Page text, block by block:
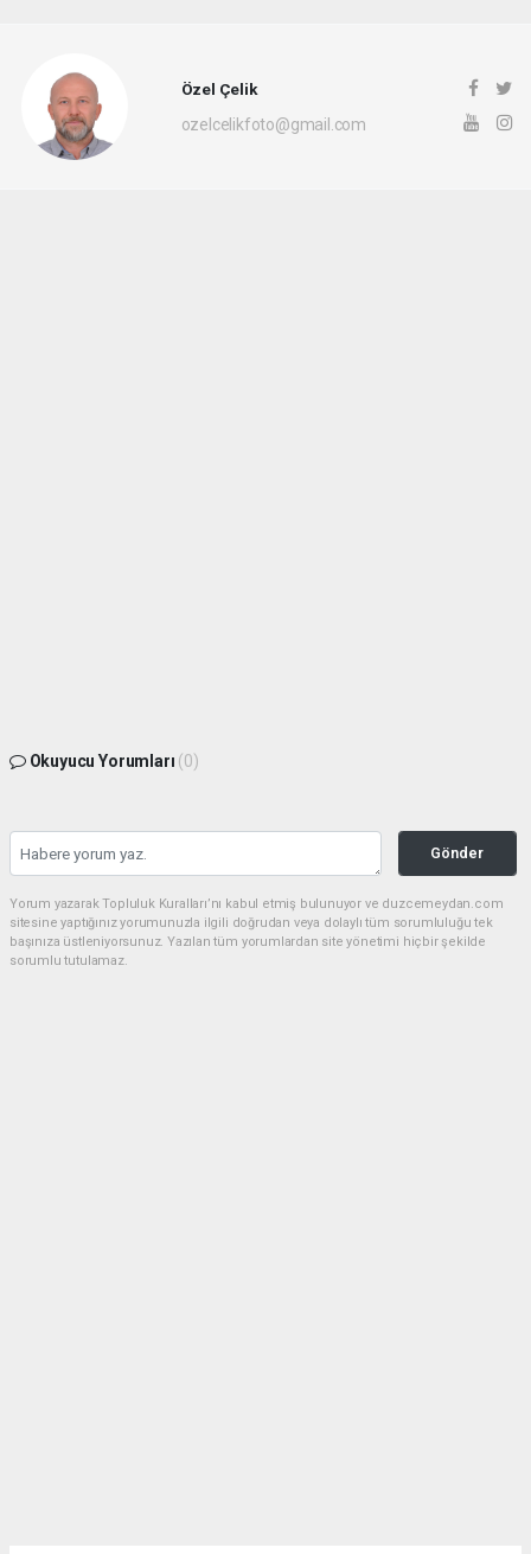
Özel Çelik
ozelcelikfoto@gmail.com
Okuyucu Yorumları (0)
Gönder
Yorum yazarak Topluluk Kuralları’nı kabul etmiş bulunuyor ve duzcemeydan.com
sitesine yaptığınız yorumunuzla ilgili doğrudan veya dolaylı tüm sorumluluğu tek
başınıza üstleniyorsunuz. Yazılan tüm yorumlardan site yönetimi hiçbir şekilde
sorumlu tutulamaz.